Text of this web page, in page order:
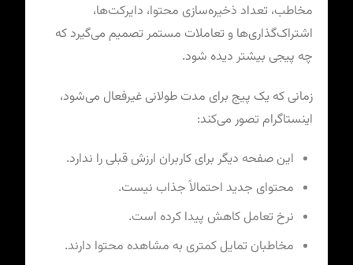
مخاطب، تعداد ذخیره‌سازی محتوا، دایرکت‌ها،
اشتراک‌گذاری‌ها و تعاملات مستمر تصمیم می‌گیرد که
چه پیجی بیشتر دیده شود.
زمانی که یک پیج برای مدت طولانی غیرفعال می‌شود،
اینستاگرام تصور می‌کند:
این صفحه دیگر برای کاربران ارزش قبلی را ندارد.
محتوای جدید احتمالاً جذاب نیست.
نرخ تعامل کاهش پیدا کرده است.
مخاطبان تمایل کمتری به مشاهده محتوا دارند.